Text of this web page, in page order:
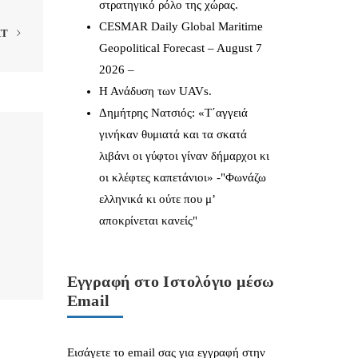
στρατηγικό ρόλο της χώρας.
CESMAR Daily Global Maritime
Geopolitical Forecast – August 7
2026 –
Η Ανάδυση των UAVs.
Δημήτρης Νατσιός: «Τ΄αγγειά
γινήκαν θυμιατά και τα σκατά
λιβάνι οι γύφτοι γίναν δήμαρχοι κι
οι κλέφτες καπετάνιοι» -"Φωνάζω
ελληνικά κι ούτε που μ’
αποκρίνεται κανείς"
Εγγραφή στο Ιστολόγιο μέσω
Email
Εισάγετε το email σας για εγγραφή στην